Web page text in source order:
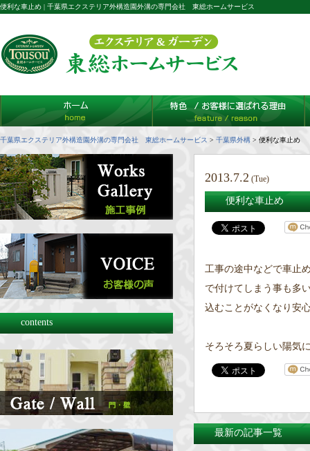
便利な車止め | 千葉県エクステリア外構造園外溝の専門会社 東総ホームサービス
千葉県エクステリア外構造園外溝の専門会社 東総ホームサービス > 千葉県外構 > 便利な車止め
2013.7.2 (Tue)
便利な車止め
工事の途中などで車止
で付けてしまう事も多
込むことがなくなり安
そろそろ夏らしい陽気
最新の記事一覧
contents